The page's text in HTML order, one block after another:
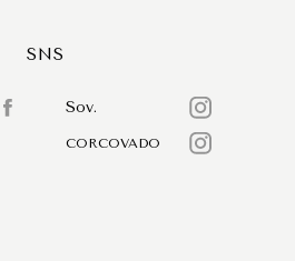
SNS
Sov.
CORCOVADO